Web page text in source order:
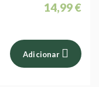
14,99 €
Adicionar